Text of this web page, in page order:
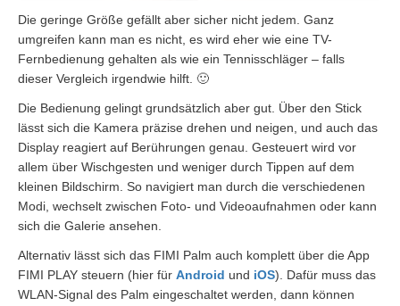
Die geringe Größe gefällt aber sicher nicht jedem. Ganz
umgreifen kann man es nicht, es wird eher wie eine TV-
Fernbedienung gehalten als wie ein Tennisschläger – falls
dieser Vergleich irgendwie hilft. 🙂
Die Bedienung gelingt grundsätzlich aber gut. Über den Stick
lässt sich die Kamera präzise drehen und neigen, und auch das
Display reagiert auf Berührungen genau. Gesteuert wird vor
allem über Wischgesten und weniger durch Tippen auf dem
kleinen Bildschirm. So navigiert man durch die verschiedenen
Modi, wechselt zwischen Foto- und Videoaufnahmen oder kann
sich die Galerie ansehen.
Alternativ lässt sich das FIMI Palm auch komplett über die App
FIMI PLAY steuern (hier für Android und iOS). Dafür muss das
WLAN-Signal des Palm eingeschaltet werden, dann können